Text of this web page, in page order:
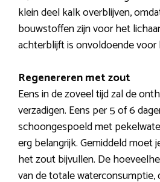
klein deel kalk overblijven,
bouwstoffen zijn voor het
achterblijft is onvoldoende voor
Regenereren met zout
Eens in de zoveel tijd zal de
verzadigen. Eens per 5 of 6
schoongespoeld met
erg belangrijk. Gemiddeld moet
het zout bijvullen. De
van de totale waterconsumptie,